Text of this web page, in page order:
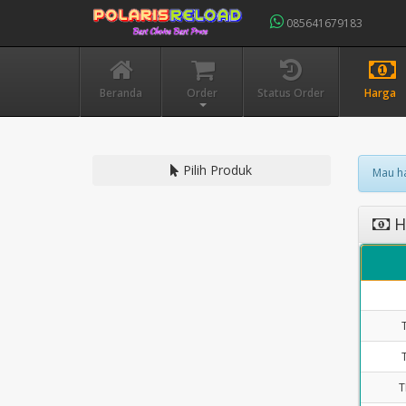
085641679183
Beranda Order Status Order Harga
Pilih Produk Mau